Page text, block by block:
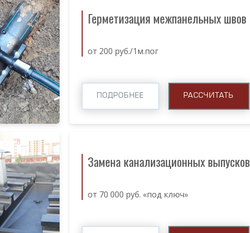
Герметизация межпанельных швов
от 200 руб./1м.пог
ПОДРОБНЕЕ РАССЧИТАТЬ
Замена канализационных выпусков
от 70 000 руб. «под ключ»